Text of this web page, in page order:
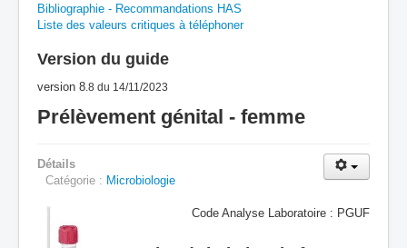
Bibliographie - Recommandations HAS
Liste des valeurs critiques à téléphoner
Version du guide
version 8.8 du 14/11/2023
Prélèvement génital - femme
Détails
Catégorie : Microbiologie
Code Analyse Laboratoire : PGUF